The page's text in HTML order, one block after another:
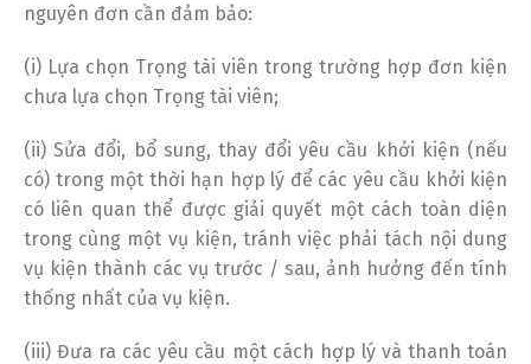
nguyên đơn cần đảm bảo:
(i) Lựa chọn Trọng tài viên trong trường hợp đơn kiện
chưa lựa chọn Trọng tài viên;
(ii) Sửa đổi, bổ sung, thay đổi yêu cầu khởi kiện (nếu
có) trong một thời hạn hợp lý để các yêu cầu khởi kiện
có liên quan thể được giải quyết một cách toàn diện
trong cùng một vụ kiện, tránh việc phải tách nội dung
vụ kiện thành các vụ trước / sau, ảnh hưởng đến tính
thống nhất của vụ kiện.
(iii) Đưa ra các yêu cầu một cách hợp lý và thanh toán